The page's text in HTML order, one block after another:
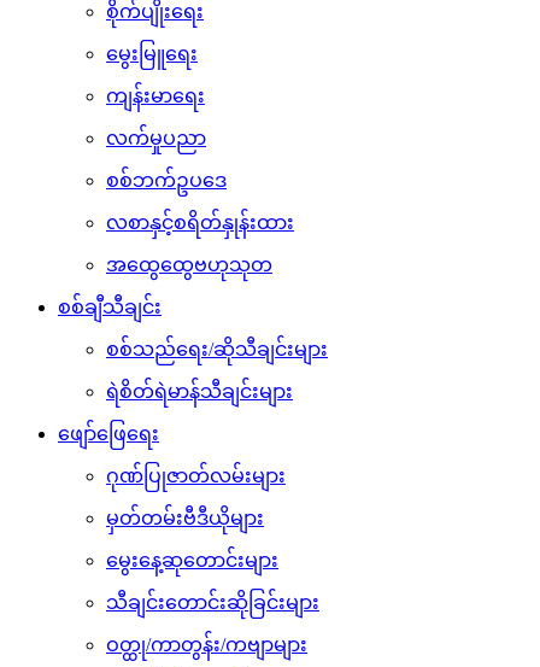
စိုက်ပျိုးရေး
မွေးမြူရေး
ကျန်းမာရေး
လက်မှုပညာ
စစ်ဘက်ဥပဒေ
လစာနှင့်စရိတ်နှုန်းထား
အထွေထွေဗဟုသုတ
စစ်ချီသီချင်း
စစ်သည်ရေး/ဆိုသီချင်းများ
ရဲစိတ်ရဲမာန်သီချင်းများ
ဖျော်ဖြေရေး
ဂုဏ်ပြုဇာတ်လမ်းများ
မှတ်တမ်းဗီဒီယိုများ
မွေးနေ့ဆုတောင်းများ
သီချင်းတောင်းဆိုခြင်းများ
ဝတ္ထု/ကာတွန်း/ကဗျာများ